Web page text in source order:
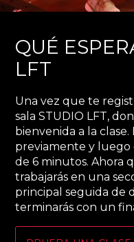
QUÉ
LFT
Una vez que te
sala STUDIO LFT,
bienvenida a la
previamente y
de 6 minutos. Ahora
trabajarás en una
principal seguida de
terminarás con un